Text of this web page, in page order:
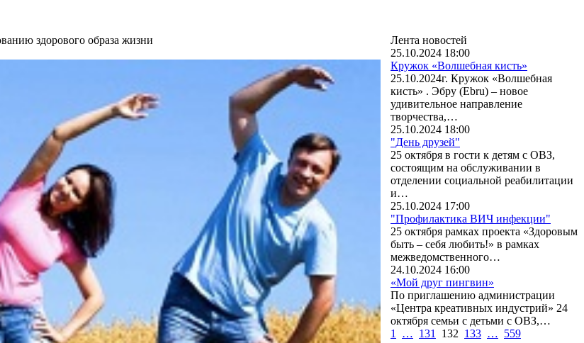
здорового образа жизни
Лента новостей
25.10.2024 18:00
Кружок «Волшебная кисть»
25.10.2024г. Кружок «Волшебная
кисть» . Эбру (Ebru) – новое
удивительное направление
творчества,…
25.10.2024 18:00
"День друзей"
25 октября в гости к детям с ОВЗ,
состоящим на обслуживании в
отделении социальной реабилитации
и…
25.10.2024 17:00
"Профилактика ВИЧ инфекции"
25 октября рамках проекта «Здоровым
быть – себя любить!» в рамках
межведомственного…
24.10.2024 16:00
«Мой друг пингвин»
По приглашению администрации
«Центра креативных индустрий» 24
октября семьи с детьми с ОВЗ,…
1
… 131 132 133 … 559